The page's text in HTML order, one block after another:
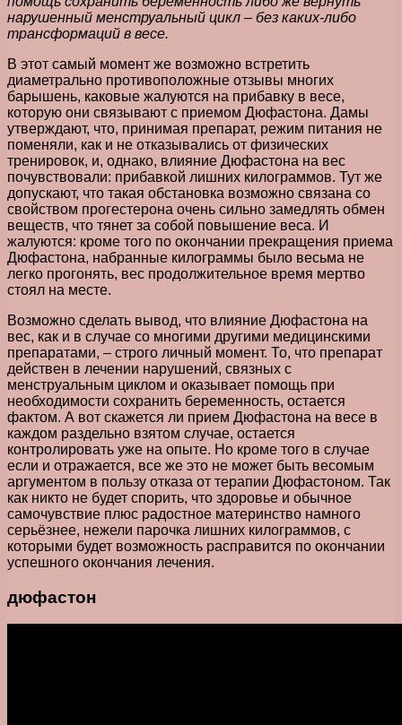
нарушенный менструальный цикл – без каких-либо
трансформаций в весе.
В этот самый момент же возможно встретить
диаметрально противоположные отзывы многих
барышень, каковые жалуются на прибавку в весе,
которую они связывают с приемом Дюфастона. Дамы
утверждают, что, принимая препарат, режим питания не
поменяли, как и не отказывались от физических
тренировок, и, однако, влияние Дюфастона на вес
почувствовали: прибавкой лишних килограммов. Тут же
допускают, что такая обстановка возможно связана со
свойством прогестерона очень сильно замедлять обмен
веществ, что тянет за собой повышение веса. И
жалуются: кроме того по окончании прекращения приема
Дюфастона, набранные килограммы было весьма не
легко прогонять, вес продолжительное время мертво
стоял на месте.
Возможно сделать вывод, что влияние Дюфастона на
вес, как и в случае со многими другими медицинскими
препаратами, – строго личный момент. То, что препарат
действен в лечении нарушений, связных с
менструальным циклом и оказывает помощь при
необходимости сохранить беременность, остается
фактом. А вот скажется ли прием Дюфастона на весе в
каждом раздельно взятом случае, остается
контролировать уже на опыте. Но кроме того в случае
если и отражается, все же это не может быть весомым
аргументом в пользу отказа от терапии Дюфастоном. Так
как никто не будет спорить, что здоровье и обычное
самочувствие плюс радостное материнство намного
серьёзнее, нежели парочка лишних килограммов, с
которыми будет возможность расправится по окончании
успешного окончания лечения.
дюфастон